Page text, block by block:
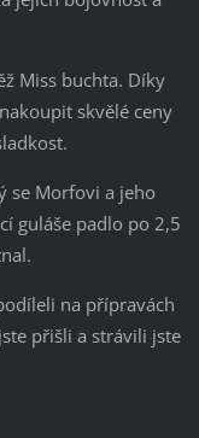
Miss buchta. Díky
skvělé ceny
se Morfovi a jeho
guláše padlo po 2,5
na přípravách
přišli a strávili jste